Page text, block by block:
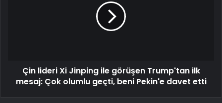
Çin lideri Xi Jinping ile görüşen Trump'tan ilk
mesaj: Çok olumlu geçti, beni Pekin'e davet etti